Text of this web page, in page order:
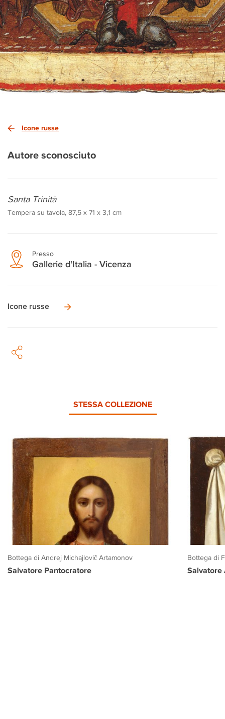
Icone russe
Autore sconosciuto
Santa Trinità
Tempera su tavola, 87,5 x 71 x 3,1 cm
Presso
Gallerie d'Italia - Vicenza
Icone russe
STESSA COLLEZIONE
Bottega di Andrej Michajlovič Artamonov
Salvatore Pantocratore
Bottega di
Salvatore